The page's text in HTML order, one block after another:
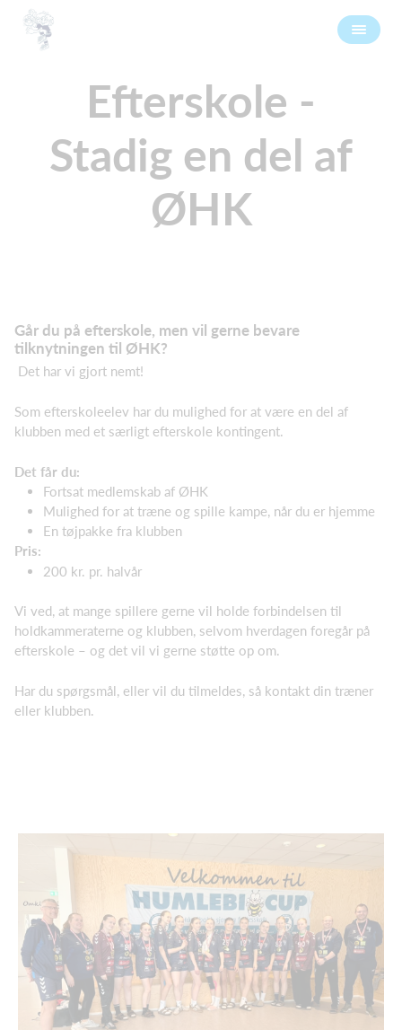
Efterskole -
Stadig en del af
ØHK
Går du på efterskole, men vil gerne bevare
tilknytningen til ØHK?
Det har vi gjort nemt!
Som efterskoleelev har du mulighed for at være en del af
klubben med et særligt efterskole kontingent.
Det får du:
Fortsat medlemskab af ØHK
Mulighed for at træne og spille kampe, når du er hjemme
En tøjpakke fra klubben
Pris:
200 kr. pr. halvår
Vi ved, at mange spillere gerne vil holde forbindelsen til
holdkammeraterne og klubben, selvom hverdagen foregår på
efterskole – og det vil vi gerne støtte op om.
Har du spørgsmål, eller vil du tilmeldes, så kontakt din træner
eller klubben.